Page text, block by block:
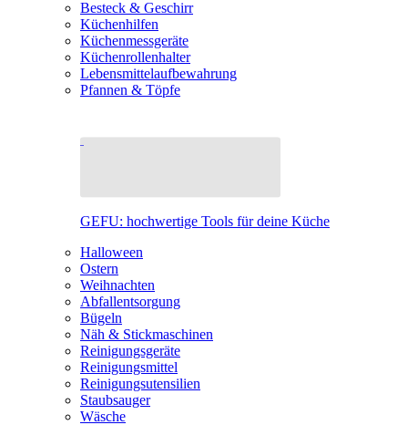
Besteck & Geschirr
Küchenhilfen
Küchenmessgeräte
Küchenrollenhalter
Lebensmittelaufbewahrung
Pfannen & Töpfe
GEFU: hochwertige Tools für deine Küche
Halloween
Ostern
Weihnachten
Abfallentsorgung
Bügeln
Näh & Stickmaschinen
Reinigungsgeräte
Reinigungsmittel
Reinigungsutensilien
Staubsauger
Wäsche